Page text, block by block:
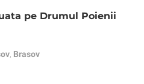
pe Drumul Poienii
Brasov